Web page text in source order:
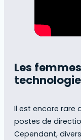
Les
Il est encore rare
postes de
Cependant,